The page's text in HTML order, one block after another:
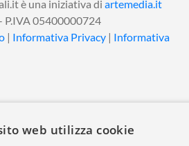
è una iniziativa di artemedia.it
05400000724
| Informativa Privacy | Informativa
web utilizza cookie